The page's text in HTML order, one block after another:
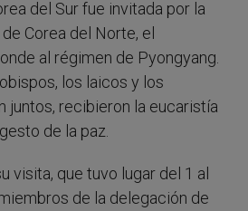
del Sur fue invitada por la
Corea del Norte, el
al régimen de Pyongyang.
los laicos y los
juntos, recibieron la eucaristía
de la paz.
visita, que tuvo lugar del 1 al
de la delegación de